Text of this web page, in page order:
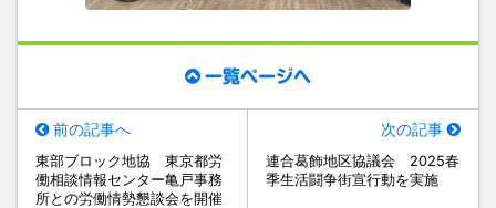
一覧ページへ
前の記事へ
東部ブロック地協 東京都労
働相談情報センター亀戸事務
所との労働情勢懇談会を開催
次の記事
連合葛飾地区協議会 2025春
季生活闘争街宣行動を実施